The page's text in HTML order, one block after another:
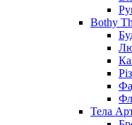
Bothy
Тела